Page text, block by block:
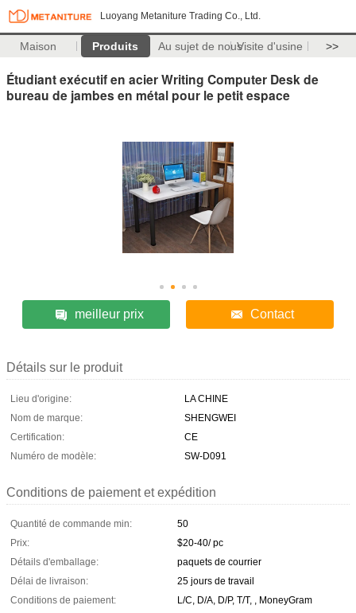
Luoyang Metaniture Trading Co., Ltd.
Maison Produits Au sujet de nousVisite d'usine >>
Étudiant exécutif en acier Writing Computer Desk de
bureau de jambes en métal pour le petit espace
meilleur prix Contact
Détails sur le produit
Lieu d'origine:
LA CHINE
Nom de marque:
SHENGWEI
Certification:
CE
Numéro de modèle:
SW-D091
Conditions de paiement et expédition
Quantité de commande min:
50
Prix:
$20-40/ pc
Détails d'emballage:
paquets de courrier
Délai de livraison:
25 jours de travail
Conditions de paiement:
L/C, D/A, D/P, T/T, , MoneyGram